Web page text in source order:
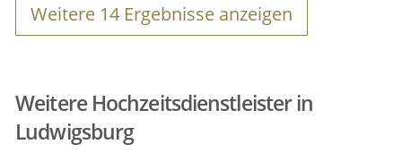
Weitere 14 Ergebnisse anzeigen
Weitere Hochzeitsdienstleister in
Ludwigsburg